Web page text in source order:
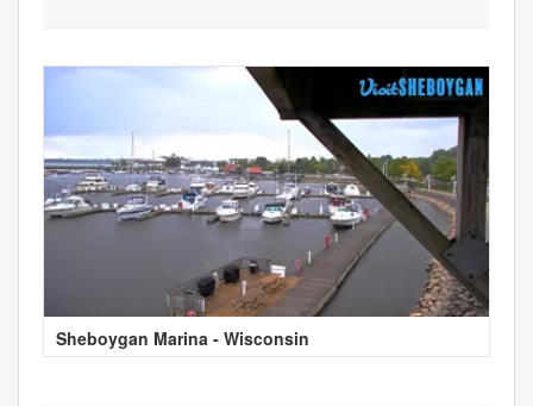
Sheboygan Marina - Wisconsin